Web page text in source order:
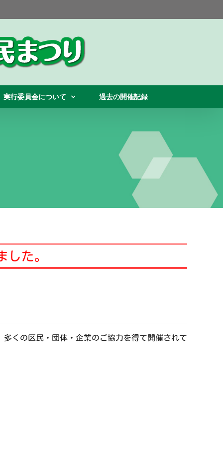
実行委員会について 過去の開催記録
た。
くの区民・団体・企業のご協力を得て開催されて